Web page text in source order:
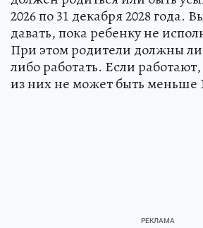
2026 по 31 декабря 2028 года.
давать, пока ребенку не
При этом родители должны
либо работать. Если
из них не может быть